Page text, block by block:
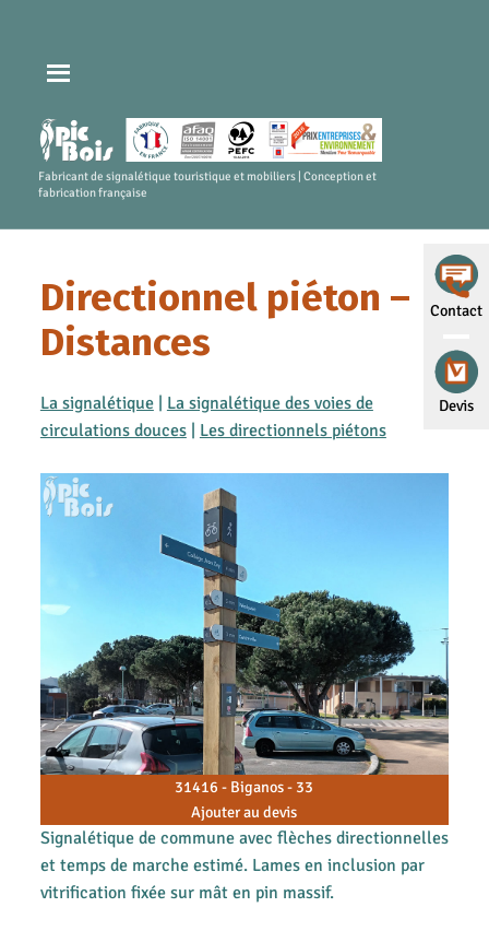
Contact
Devis
Fabricant de signalétique touristique et mobiliers | Conception et
fabrication française
Directionnel piéton –
Distances
La signalétique| La signalétique des voies de
circulations douces| Les directionnels piétons
31416 - Biganos - 33
Ajouter au devis
Signalétique de commune avec flèches directionnelles
et temps de marche estimé. Lames en inclusion par
vitrification fixée sur mât en pin massif.